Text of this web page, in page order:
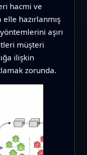
hacmi ve
hazırlanmış
aşırı
müşteri
ilişkin
zorunda.